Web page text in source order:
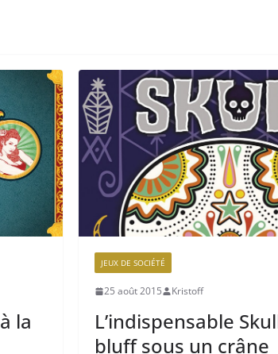
la
JEUX DE SOCIÉTÉ
25 août 2015 Kristoff
L’indispensable
bluff sous un crâne